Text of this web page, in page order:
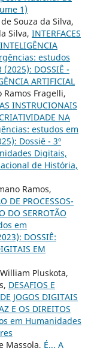
1)
Souza da Silva,
Silva, INTERFACES
estudos
DOSSIÊ -
ARTIFICIAL
Ramos Fragelli,
INSTRUCIONAIS
NA
estudos em
Dossiê - 3º
Digitais,
de História,
Ramos,
DE PROCESSOS-
DO SERROTÃO
em
DOSSIÊ:
EM
Pluskota,
DESAFIOS E
JOGOS DIGITAIS
E OS DIREITOS
em Humanidades
Massola, É... A